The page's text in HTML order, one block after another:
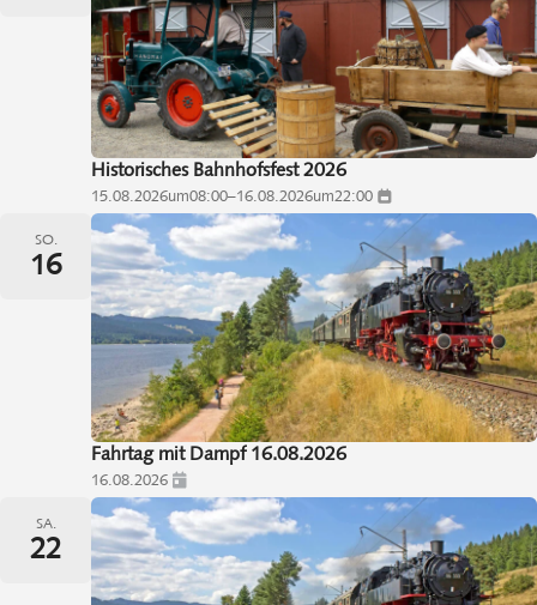
Historisches Bahnhofsfest 2026
15.08.2026um08:00–16.08.2026um22:00
SO.
16
Fahrtag mit Dampf 16.08.2026
16.08.2026
SA.
22